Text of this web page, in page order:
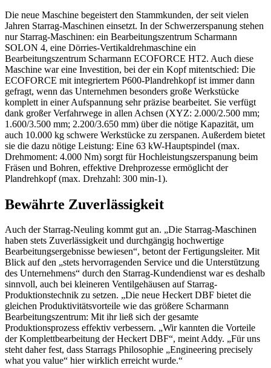
Die neue Maschine begeistert den Stammkunden, der seit vielen
Jahren Starrag-Maschinen einsetzt. In der Schwerzerspanung stehen
nur Starrag-Maschinen: ein Bearbeitungszentrum Scharmann
SOLON 4, eine Dörries-Vertikaldrehmaschine ein
Bearbeitungszentrum Scharmann ECOFORCE HT2. Auch diese
Maschine war eine Investition, bei der ein Kopf mitentschied: Die
ECOFORCE mit integriertem P600-Plandrehkopf ist immer dann
gefragt, wenn das Unternehmen besonders große Werkstücke
komplett in einer Aufspannung sehr präzise bearbeitet. Sie verfügt
dank großer Verfahrwege in allen Achsen (XYZ: 2.000/2.500 mm;
1.600/3.500 mm; 2.200/3.650 mm) über die nötige Kapazität, um
auch 10.000 kg schwere Werkstücke zu zerspanen. Außerdem bietet
sie die dazu nötige Leistung: Eine 63 kW-Hauptspindel (max.
Drehmoment: 4.000 Nm) sorgt für Hochleistungszerspanung beim
Fräsen und Bohren, effektive Drehprozesse ermöglicht der
Plandrehkopf (max. Drehzahl: 300 min-1).
Bewährte Zuverlässigkeit
Auch der Starrag-Neuling kommt gut an. „Die Starrag-Maschinen
haben stets Zuverlässigkeit und durchgängig hochwertige
Bearbeitungsergebnisse bewiesen“, betont der Fertigungsleiter. Mit
Blick auf den „stets hervorragenden Service und die Unterstützung
des Unternehmens“ durch den Starrag-Kundendienst war es deshalb
sinnvoll, auch bei kleineren Ventilgehäusen auf Starrag-
Produktionstechnik zu setzen. „Die neue Heckert DBF bietet die
gleichen Produktivitätsvorteile wie das größere Scharmann
Bearbeitungszentrum: Mit ihr ließ sich der gesamte
Produktionsprozess effektiv verbessern. „Wir kannten die Vorteile
der Komplettbearbeitung der Heckert DBF“, meint Addy. „Für uns
steht daher fest, dass Starrags Philosophie „Engineering precisely
what you value“ hier wirklich erreicht wurde.“